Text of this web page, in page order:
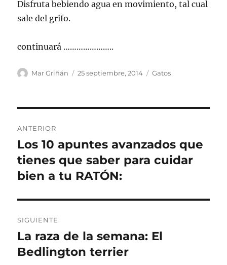
Disfruta bebiendo agua en movimiento, tal cual
sale del grifo.
continuará …………………..
Autor
Mar Griñán
Publicado
25 septiembre, 2014 Categorías
Gatos
de
entradas
ANTERIOR
Entrada
anterior:
Los 10 apuntes avanzados que
tienes que saber para cuidar
bien a tu RATÓN:
SIGUIENTE
Entrada
siguiente:
La raza de la semana: El
Bedlington terrier